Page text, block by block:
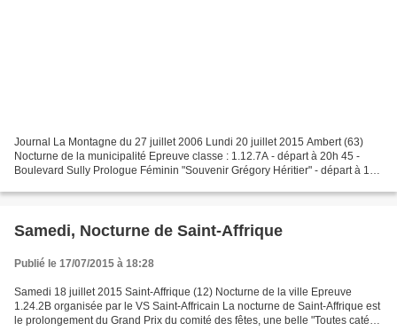
Journal La Montagne du 27 juillet 2006 Lundi 20 juillet 2015 Ambert (63)
Nocturne de la municipalité Epreuve classe : 1.12.7A - départ à 20h 45 -
Boulevard Sully Prologue Féminin "Souvenir Grégory Héritier" - départ à 19h
Samedi, Nocturne de Saint-Affrique
Publié le 17/07/2015 à 18:28
Samedi 18 juillet 2015 Saint-Affrique (12) Nocturne de la ville Epreuve
1.24.2B organisée par le VS Saint-Affricain La nocturne de Saint-Affrique est
le prolongement du Grand Prix du comité des fêtes, une belle "Toutes catés"